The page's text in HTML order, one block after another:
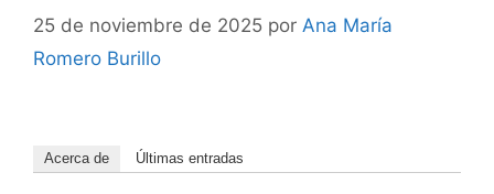
25 de noviembre de 2025 por Ana María
Romero Burillo
Acerca de Últimas entradas